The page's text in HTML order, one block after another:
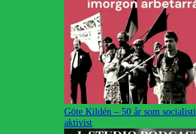
Göte Kildén – 50 år som
aktivist